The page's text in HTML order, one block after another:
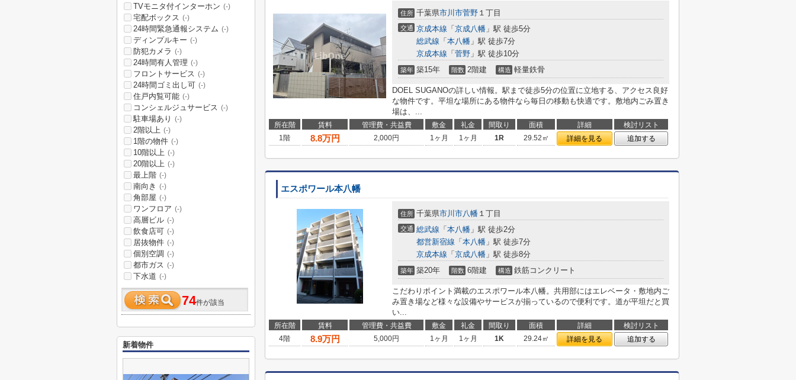
住所 千葉県市川市菅野 １丁目
交通 京成本線 「 京成八幡 」駅 徒歩5分
総武線 「 本八幡 」駅 徒歩7分
京成本線 「 菅野 」駅 徒歩10分
築年 築15年 階数 2階建 構造 軽量鉄骨
DOEL SUGANOの詳しい情報。駅まで徒歩5分の位置に立地する、アクセス良好
な物件です。平坦な場所にある物件なら毎日の移動も快適です。敷地内ごみ置き
場は、...
所在階 賃料 管理費・共益費 敷金 礼金 間取り 面積 詳細
検討リスト
1階
8.8万円 2,000円 1ヶ月 1ヶ月 1R 29.52㎡ 詳細を見る 追加する
エスポワール本八幡
住所 千葉県市川市八幡 １丁目
交通 総武線 「 本八幡 」駅 徒歩2分
都営新宿線 「 本八幡 」駅 徒歩7分
京成本線 「 京成八幡 」駅 徒歩8分
築年 築20年 階数 6階建 構造 鉄筋コンクリート
こだわりポイント満載のエスポワール本八幡。共用部にはエレベータ・敷地内ご
み置き場など様々な設備やサービスが揃っているので便利です。道が平坦だと買
い...
所在階 賃料 管理費・共益費 敷金 礼金 間取り 面積 詳細
検討リスト
4階
8.9万円 5,000円 1ヶ月 1ヶ月 1K 29.24㎡ 詳細を見る 追加する
TVモニタ付インターホン (-)
宅配ボックス (-)
24時間緊急通報システム (-)
ディンプルキー (-)
防犯カメラ (-)
24時間有人管理 (-)
フロントサービス (-)
24時間ゴミ出し可 (-)
住戸内覧可能 (-)
コンシェルジュサービス (-)
駐車場あり (-)
2階以上 (-)
1階の物件 (-)
10階以上 (-)
20階以上 (-)
最上階 (-)
南向き (-)
角部屋 (-)
ワンフロア (-)
高層ビル (-)
飲食店可 (-)
居抜物件 (-)
個別空調 (-)
都市ガス (-)
下水道 (-)
74件が該当
新着物件